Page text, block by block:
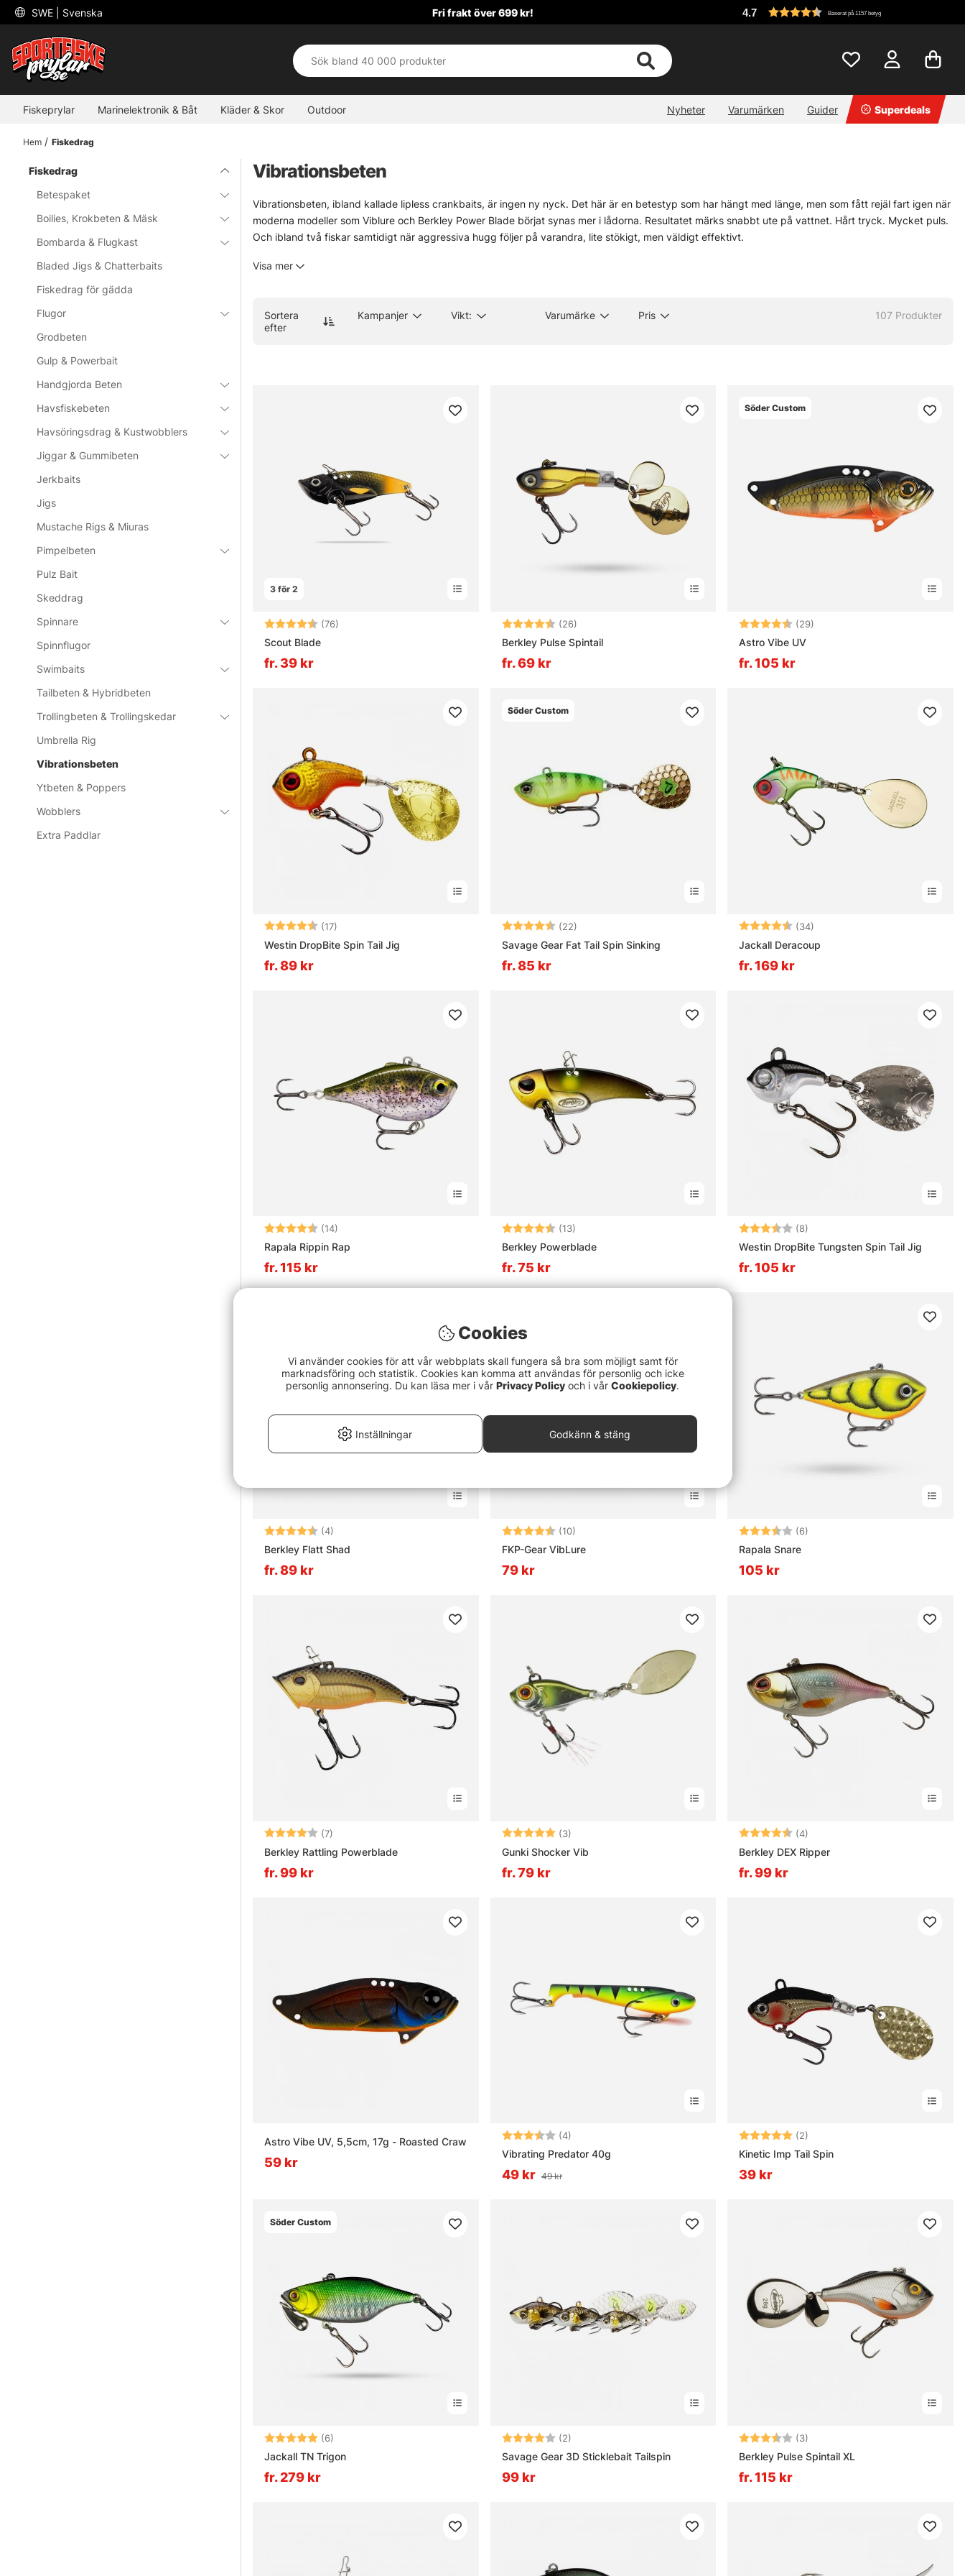
SWE | Svenska Fri frakt över 699 kr! 4.7 Baserat på 1157 betyg
Fiskeprylar Marinelektronik & Båt Kläder & Skor Outdoor Nyheter Varumärken Guider Superdeals
Hem Fiskedrag
Fiskedrag
Betespaket
Boilies, Krokbeten & Mäsk
Bombarda & Flugkast
Bladed Jigs & Chatterbaits
Fiskedrag för gädda
Flugor
Grodbeten
Gulp & Powerbait
Handgjorda Beten
Havsfiskebeten
Havsöringsdrag & Kustwobblers
Jiggar & Gummibeten
Jerkbaits
Jigs
Mustache Rigs & Miuras
Pimpelbeten
Pulz Bait
Skeddrag
Spinnare
Spinnflugor
Swimbaits
Tailbeten & Hybridbeten
Trollingbeten & Trollingskedar
Umbrella Rig
Vibrationsbeten
Ytbeten & Poppers
Wobblers
Extra Paddlar
Vibrationsbeten
Vibrationsbeten, ibland kallade lipless crankbaits, är ingen ny nyck. Det här är en betestyp som har hängt med länge, men som fått rejäl fart igen när
moderna modeller som Viblure och Berkley Power Blade börjat synas mer i lådorna. Resultatet märks snabbt ute på vattnet. Hårt tryck. Mycket puls.
Och ibland två fiskar samtidigt när aggressiva hugg följer på varandra, lite stökigt, men väldigt effektivt.
och ju snabbare invevning, desto mer liv får hela kroppen. Det gör modellen stark vid aktivt fiske över grunda ytor, längs kanter och när fisk vill
sorts rörelse som kan vara precis rätt när fisken blir lite trög i maskineriet.
När fungerar vibrationsbeten bäst?
Hur fiskar man ett vibrationsbete?
Vad skiljer en modell med sked bak?
Visa mer
Sortera
efter
Kampanjer Vikt: Varumärke Pris 107 Produkter
3 för 2
Betyg: (76)
Scout Blade
fr. 39 kr
Betyg: (26)
Berkley Pulse Spintail
fr. 69 kr
Söder Custom
Betyg: (29)
Astro Vibe UV
fr. 105 kr
Betyg: (17)
Westin DropBite Spin Tail Jig
fr. 89 kr
Söder Custom
Betyg: (22)
Savage Gear Fat Tail Spin Sinking
fr. 85 kr
Betyg: (34)
Jackall Deracoup
fr. 169 kr
Betyg: (14)
Rapala Rippin Rap
fr. 115 kr
Betyg: (13)
Berkley Powerblade
fr. 75 kr
Betyg: (8)
Westin DropBite Tungsten Spin Tail Jig
fr. 105 kr
Betyg: (4)
Berkley Flatt Shad
fr. 89 kr
Betyg: (10)
FKP-Gear VibLure
79 kr
Betyg: (6)
Rapala Snare
105 kr
Betyg: (7)
Berkley Rattling Powerblade
fr. 99 kr
Betyg: (3)
Gunki Shocker Vib
fr. 79 kr
Betyg: (4)
Berkley DEX Ripper
fr. 99 kr
Astro Vibe UV, 5,5cm, 17g - Roasted Craw
59 kr
Betyg: (4)
Vibrating Predator 40g
49 kr 49 kr
Betyg: (2)
Kinetic Imp Tail Spin
39 kr
Söder Custom
Betyg: (6)
Jackall TN Trigon
fr. 279 kr
Betyg: (2)
Savage Gear 3D Sticklebait Tailspin
99 kr
Betyg: (3)
Berkley Pulse Spintail XL
fr. 115 kr
Cookies
Vi använder cookies för att vår webbplats skall fungera så bra som möjligt samt för
marknadsföring och statistik. Cookies kan komma att användas för personlig och icke
personlig annonsering. Du kan läsa mer i vår Privacy Policy och i vår Cookiepolicy.
Inställningar Godkänn & stäng